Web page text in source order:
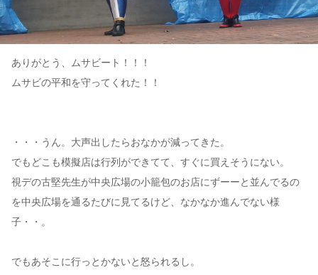
ありがとう、ムサビート！！！
ムサビの平和を守ってくれた！！
・・・うん。大声出したらおなかが減ってきた。
でもどこも模擬店は行列ができてて、すぐに買えそうにない。
視デの古堅先生が中央広場の小籠包のお店にずーーと並んでるの
を中央広場を通るたびに見てるけど、なかなか進んでない様
子・・。
でもあそこに行っとかないと怒られるし。